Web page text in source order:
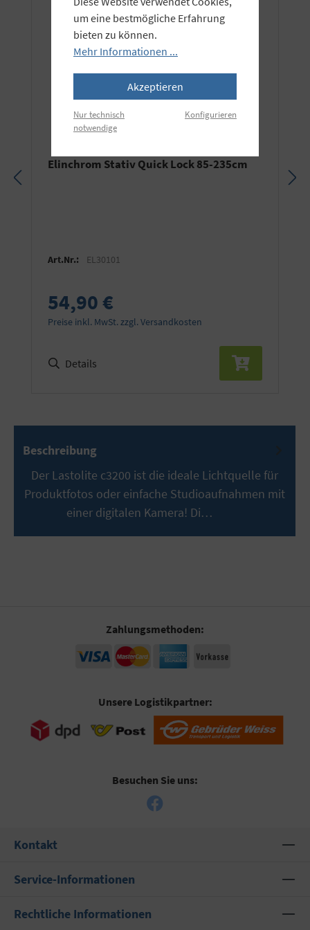
Elinchrom Stativ Quick Lock 85-235cm
Art.Nr.: EL30101
54,90 €
Preise inkl. MwSt. zzgl. Versandkosten
Details
Beschreibung
Der Lastolite c3200 ist die ideale Lichtquelle für
Produktfotos oder einfache Studioaufnahmen mit
einer digitalen Kamera! Di…
Zahlungsmethoden:
Unsere Logistikpartner:
Besuchen Sie uns:
Kontakt
Service-Informationen
Rechtliche Informationen
um eine bestmögliche Erfahrung
bieten zu können.
Mehr Informationen ...
Akzeptieren
Nur technisch
notwendige
Konfigurieren